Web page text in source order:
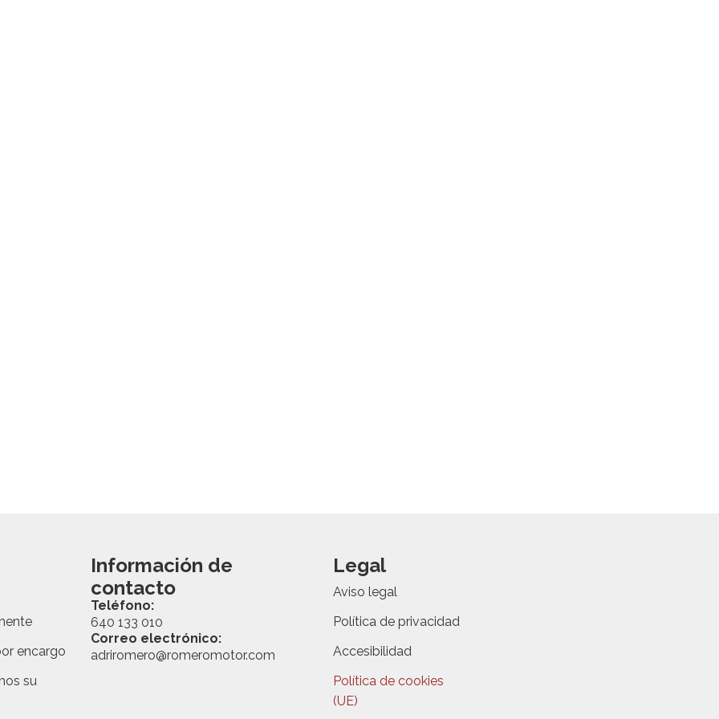
encargo
su
Información de
contacto
Teléfono:
640 133 010
Correo electrónico:
adriromero@romeromotor.com
Legal
Aviso legal
Política de privacidad
Accesibilidad
Política de cookies
(UE)